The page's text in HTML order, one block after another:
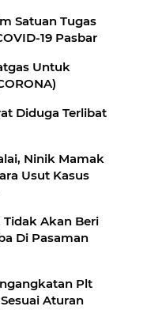
Satuan Tugas
19 Pasbar
Untuk
Diduga Terlibat
Ninik Mamak
Usut Kasus
Tidak Akan Beri
Di Pasaman
Plt
Aturan